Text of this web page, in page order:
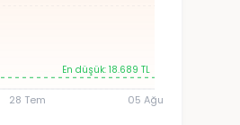
28 Tem 05 Ağu
En düşük: 18.689 TL